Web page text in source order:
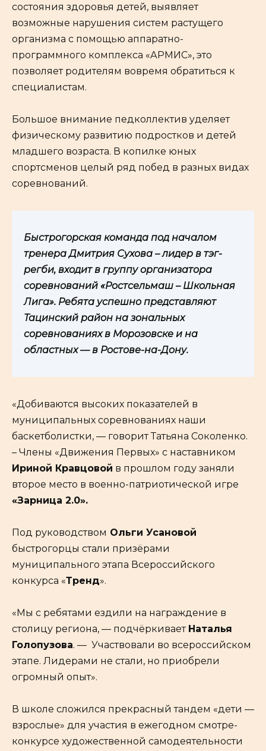
состояния здоровья детей, выявляет
возможные нарушения систем растущего
организма с помощью аппаратно-
программного комплекса «АРМИС», это
позволяет родителям вовремя обратиться к
специалистам.
Большое внимание педколлектив уделяет
физическому развитию подростков и детей
младшего возраста. В копилке юных
спортсменов целый ряд побед в разных видах
соревнований.
Быстрогорская команда под началом
тренера Дмитрия Сухова – лидер в тэг-
регби, входит в группу организатора
соревнований «Ростсельмаш – Школьная
Лига». Ребята успешно представляют
Тацинский район на зональных
соревнованиях в Морозовске и на
областных — в Ростове-на-Дону.
«Добиваются высоких показателей в
муниципальных соревнованиях наши
баскетболистки, — говорит Татьяна Соколенко.
– Члены «Движения Первых» с наставником
Ириной Кравцовой в прошлом году заняли
второе место в военно-патриотической игре
«Зарница 2.0».
Под руководством Ольги Усановой
быстрогорцы стали призёрами
муниципального этапа Всероссийского
конкурса «Тренд».
«Мы с ребятами ездили на награждение в
столицу региона, — подчёркивает Наталья
Голопузова. — Участвовали во всероссийском
этапе. Лидерами не стали, но приобрели
огромный опыт».
В школе сложился прекрасный тандем «дети —
взрослые» для участия в ежегодном смотре-
конкурсе художественной самодеятельности